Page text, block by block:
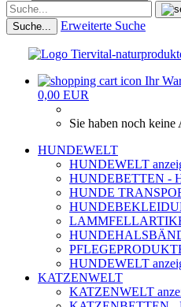
Suche... Erweiterte Suche
Ihr
0,00 EUR
Sie haben noch
HUNDEWELT
HUNDEWELT
HUNDEBETTEN -
HUNDE
HUNDEWELT
KATZENWELT
KATZENWELT